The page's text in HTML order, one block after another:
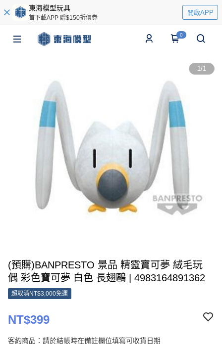
東海模型玩具
首下載APP 贈$150折價券
開啟APP
0
1/1
(預購)BANPRESTO 景品 精靈寶可夢 絨毛玩
偶 彩色寶可夢 白色 長翅鷗 | 4983164891362
超取滿NT$3,000免運
NT$399
客約商品：請於結帳時在備註欄位填寫可收貨日期